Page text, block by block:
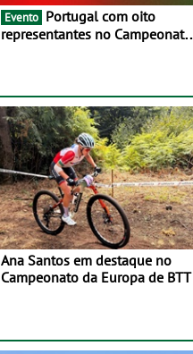
Evento
representantes no Campeonato
Ana Santos em destaque no
Campeonato da Europa de BTT